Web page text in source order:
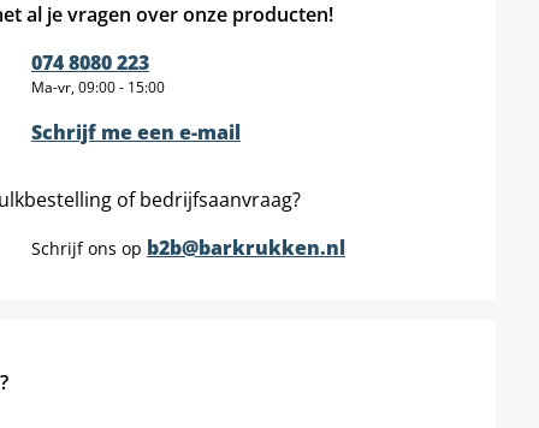
al je vragen over onze producten!
074 8080 223
Ma-vr, 09:00 - 15:00
Schrijf me een e-mail
of bedrijfsaanvraag?
Schrijf ons op b2b@barkrukken.nl